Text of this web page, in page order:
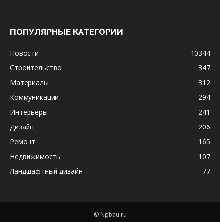
ПОПУЛЯРНЫЕ КАТЕГОРИИ
Новости
10344
Строительство
347
Материалы
312
Коммуникации
294
Интерьеры
241
Дизайн
206
Ремонт
165
Недвижимость
107
Ландшафтный дизайн
77
© Npbau.ru